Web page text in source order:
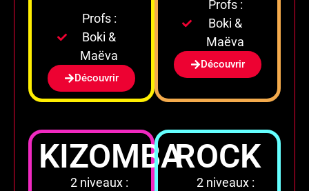
Profs :
Boki &
Maëva
Découvrir
Profs :
Boki &
Maëva
Découvrir
KIZOMBA
2 niveaux :
ROCK
2 niveaux :